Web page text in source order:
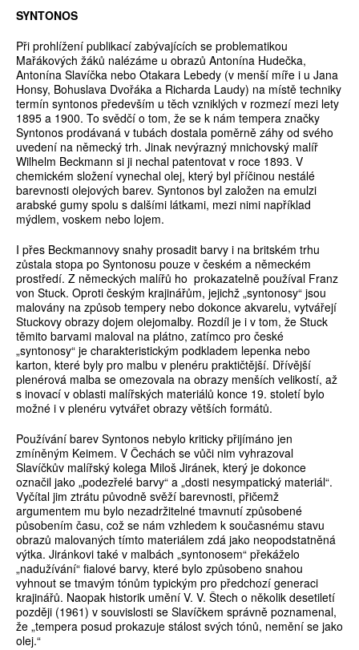
SYNTONOS
Při prohlížení publikací zabývajících se problematikou
Mařákových žáků nalézáme u obrazů Antonína Hudečka,
Antonína Slavíčka nebo Otakara Lebedy (v menší míře i u Jana
Honsy, Bohuslava Dvořáka a Richarda Laudy) na místě techniky
termín syntonos především u těch vzniklých v rozmezí mezi lety
1895 a 1900. To svědčí o tom, že se k nám tempera značky
Syntonos prodávaná v tubách dostala poměrně záhy od svého
uvedení na německý trh. Jinak nevýrazný mnichovský malíř
Wilhelm Beckmann si ji nechal patentovat v roce 1893. V
chemickém složení vynechal olej, který byl příčinou nestálé
barevnosti olejových barev. Syntonos byl založen na emulzi
arabské gumy spolu s dalšími látkami, mezi nimi například
mýdlem, voskem nebo lojem.
I přes Beckmannovy snahy prosadit barvy i na britském trhu
zůstala stopa po Syntonosu pouze v českém a německém
prostředí. Z německých malířů ho prokazatelně používal Franz
von Stuck. Oproti českým krajinářům, jejichž „syntonosy“ jsou
malovány na způsob tempery nebo dokonce akvarelu, vytvářejí
Stuckovy obrazy dojem olejomalby. Rozdíl je i v tom, že Stuck
těmito barvami maloval na plátno, zatímco pro české
„syntonosy“ je charakteristickým podkladem lepenka nebo
karton, které byly pro malbu v plenéru praktičtější. Dřívější
plenérová malba se omezovala na obrazy menších velikostí, až
s inovací v oblasti malířských materiálů konce 19. století bylo
možné i v plenéru vytvářet obrazy větších formátů.
Používání barev Syntonos nebylo kriticky přijímáno jen
zmíněným Keimem. V Čechách se vůči nim vyhrazoval
Slavíčkův malířský kolega Miloš Jiránek, který je dokonce
označil jako „podezřelé barvy“ a „dosti nesympatický materiál“.
Vyčítal jim ztrátu původně svěží barevnosti, přičemž
argumentem mu bylo nezadržitelné tmavnutí způsobené
působením času, což se nám vzhledem k současnému stavu
obrazů malovaných tímto materiálem zdá jako neopodstatněná
výtka. Jiránkovi také v malbách „syntonosem“ překáželo
„nadužívání“ fialové barvy, které bylo způsobeno snahou
vyhnout se tmavým tónům typickým pro předchozí generaci
krajinářů. Naopak historik umění V. V. Štech o několik desetiletí
později (1961) v souvislosti se Slavíčkem správně poznamenal,
že „tempera posud prokazuje stálost svých tónů, nemění se jako
olej.“